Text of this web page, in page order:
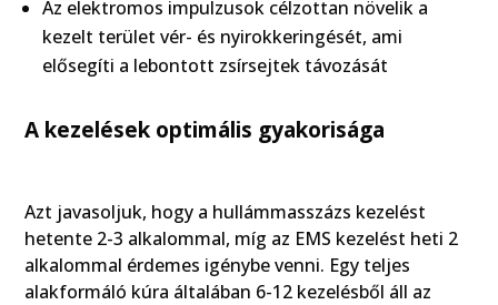
Az elektromos impulzusok célzottan növelik a
kezelt terület vér- és nyirokkeringését, ami
elősegíti a lebontott zsírsejtek távozását
A kezelések optimális gyakorisága
Azt javasoljuk, hogy a hullámmasszázs kezelést
hetente 2-3 alkalommal, míg az EMS kezelést heti 2
alkalommal érdemes igénybe venni. Egy teljes
alakformáló kúra általában 6-12 kezelésből áll az